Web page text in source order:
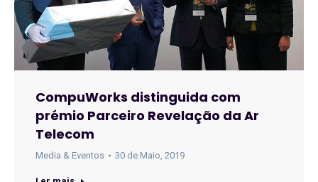
CompuWorks distinguida com
prémio Parceiro Revelação da Ar
Telecom
Media & Eventos 30 de Maio, 2019